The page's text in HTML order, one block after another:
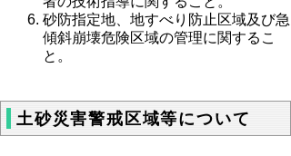
砂防指定地、地すべり防止区域及び急
傾斜崩壊危険区域の管理に関するこ
と。
土砂災害警戒区域等について